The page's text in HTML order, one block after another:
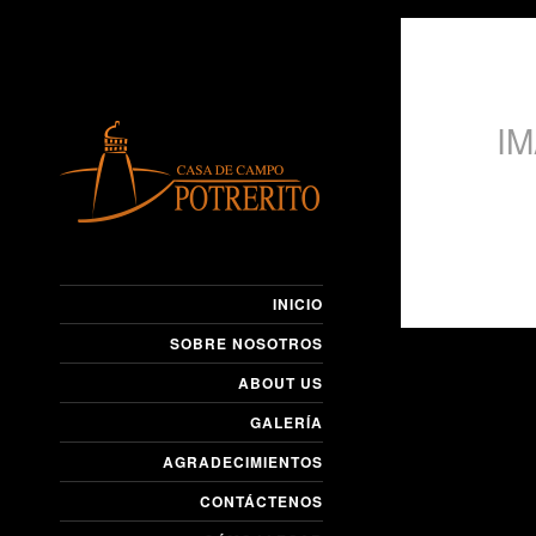
INICIO
SOBRE NOSOTROS
ABOUT US
GALERÍA
AGRADECIMIENTOS
CONTÁCTENOS